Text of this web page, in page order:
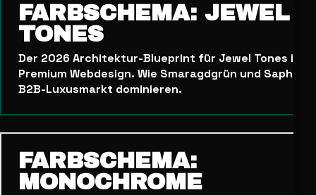
FARBSCHEMA: JEWEL
TONES
Der 2026 Architektur-Blueprint für Jewel Tones im
Premium Webdesign. Wie Smaragdgrün und
B2B-Luxusmarkt dominieren.
FARBSCHEMA:
MONOCHROME